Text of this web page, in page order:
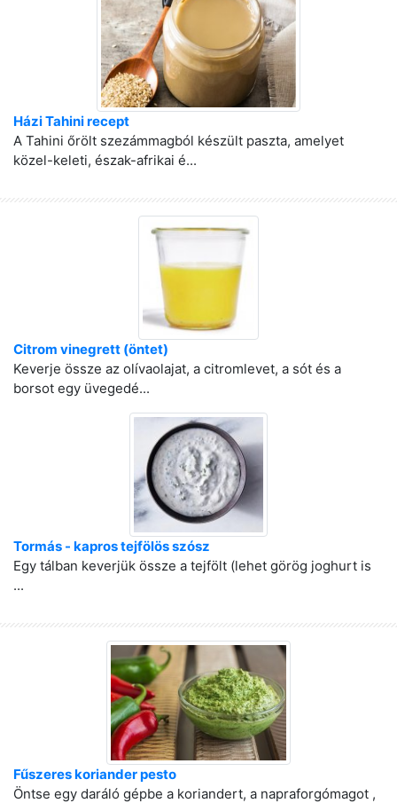
Házi Tahini recept
A Tahini őrölt szezámmagból készült paszta, amelyet
közel-keleti, észak-afrikai é...
Citrom vinegrett (öntet)
Keverje össze az olívaolajat, a citromlevet, a sót és a
borsot egy üvegedé...
Tormás - kapros tejfölös szósz
Egy tálban keverjük össze a tejfölt (lehet görög joghurt is
...
Fűszeres koriander pesto
Öntse egy daráló gépbe a koriandert, a napraforgómagot ,